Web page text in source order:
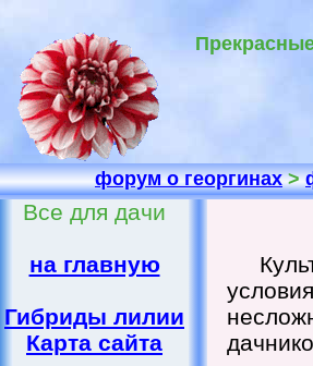
форум о георгинах>
Все для дачи
на главную
Гибриды лилии
Карта сайта